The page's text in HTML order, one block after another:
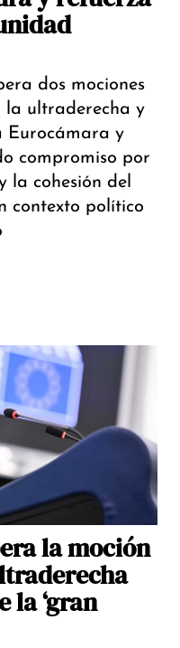
dos mociones
la ultraderecha y
Eurocámara y
compromiso por
la cohesión del
contexto político
la moción
la ‘gran